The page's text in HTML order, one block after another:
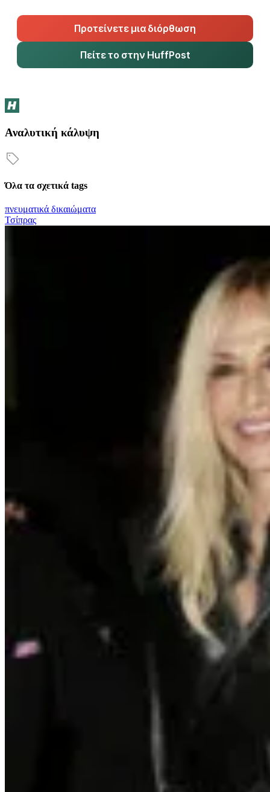
Προτείνετε μια διόρθωση
Πείτε το στην HuffPost
Αναλυτική κάλυψη
Όλα τα σχετικά tags
πνευματικά δικαιώματα
Τσίπρας